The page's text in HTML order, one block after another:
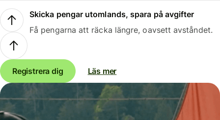
Skicka pengar utomlands, spara på avgifter
Få pengarna att räcka längre, oavsett avståndet.
Registrera dig Läs mer